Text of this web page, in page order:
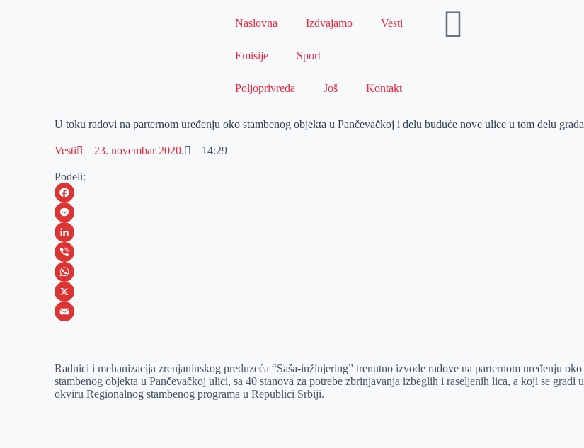
Naslovna Izdvajamo Vesti
Emisije Sport
Poljoprivreda Još Kontakt
U toku radovi na parternom uređenju oko stambenog objekta u Pančevačkoj i delu buduće nove ulice u tom delu grada
Vesti 23. novembar 2020. 14:29
Podeli:
F
a
c
e
b
o
M
e
s
s
e
e
r
L
i
n
k
I
n
V
i
b
W
h
s
A
X
a
i
Radnici i mehanizacija zrenjaninskog preduzeća “Saša-inžinjering” trenutno izvode radove na parternom uređenju oko
stambenog objekta u Pančevačkoj ulici, sa 40 stanova za potrebe zbrinjavanja izbeglih i raseljenih lica, a koji se gradi u
okviru Regionalnog stambenog programa u Republici Srbiji.